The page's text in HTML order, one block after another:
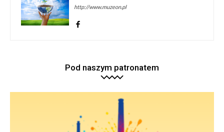
http://www.muzeon.pl
Pod naszym patronatem